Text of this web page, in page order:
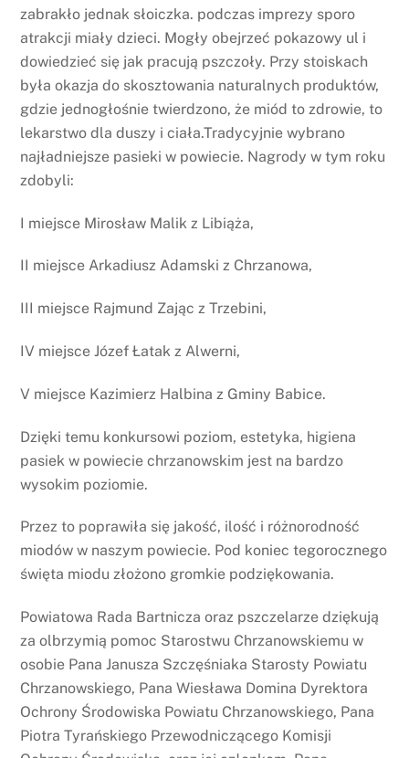
zabrakło jednak słoiczka. podczas imprezy sporo
atrakcji miały dzieci. Mogły obejrzeć pokazowy ul i
dowiedzieć się jak pracują pszczoły. Przy stoiskach
była okazja do skosztowania naturalnych produktów,
gdzie jednogłośnie twierdzono, że miód to zdrowie, to
lekarstwo dla duszy i ciała.Tradycyjnie wybrano
najładniejsze pasieki w powiecie. Nagrody w tym roku
zdobyli:
I miejsce Mirosław Malik z Libiąża,
II miejsce Arkadiusz Adamski z Chrzanowa,
III miejsce Rajmund Zając z Trzebini,
IV miejsce Józef Łatak z Alwerni,
V miejsce Kazimierz Halbina z Gminy Babice.
Dzięki temu konkursowi poziom, estetyka, higiena
pasiek w powiecie chrzanowskim jest na bardzo
wysokim poziomie.
Przez to poprawiła się jakość, ilość i różnorodność
miodów w naszym powiecie. Pod koniec tegorocznego
święta miodu złożono gromkie podziękowania.
Powiatowa Rada Bartnicza oraz pszczelarze dziękują
za olbrzymią pomoc Starostwu Chrzanowskiemu w
osobie Pana Janusza Szczęśniaka Starosty Powiatu
Chrzanowskiego, Pana Wiesława Domina Dyrektora
Ochrony Środowiska Powiatu Chrzanowskiego, Pana
Piotra Tyrańskiego Przewodniczącego Komisji